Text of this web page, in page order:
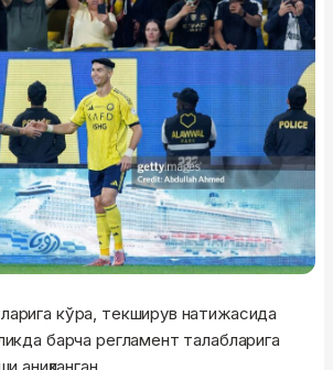
кўра, текширув натижасида
барча регламент талабларига